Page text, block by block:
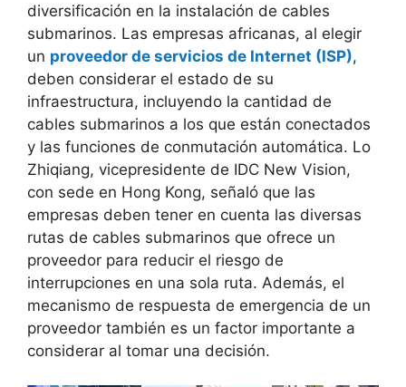
diversificación en la instalación de cables
submarinos. Las empresas africanas, al elegir
un proveedor de servicios de Internet (ISP),
deben considerar el estado de su
infraestructura, incluyendo la cantidad de
cables submarinos a los que están conectados
y las funciones de conmutación automática. Lo
Zhiqiang, vicepresidente de IDC New Vision,
con sede en Hong Kong, señaló que las
empresas deben tener en cuenta las diversas
rutas de cables submarinos que ofrece un
proveedor para reducir el riesgo de
interrupciones en una sola ruta. Además, el
mecanismo de respuesta de emergencia de un
proveedor también es un factor importante a
considerar al tomar una decisión.